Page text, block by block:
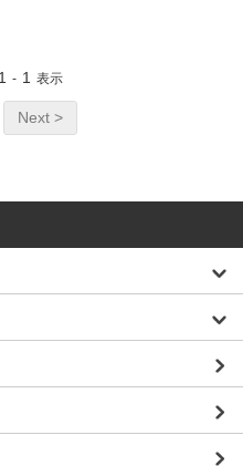
1 - 1 表示
Next >